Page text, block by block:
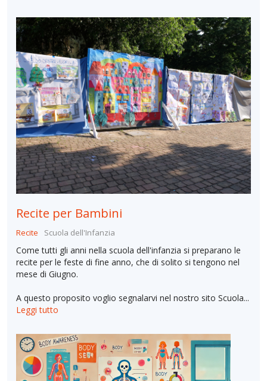
Recite per Bambini
Recite Scuola dell'Infanzia
Come tutti gli anni nella scuola dell'infanzia si preparano le
recite per le feste di fine anno, che di solito si tengono nel
mese di Giugno.
A questo proposito voglio segnalarvi nel nostro sito Scuola...
Leggi tutto